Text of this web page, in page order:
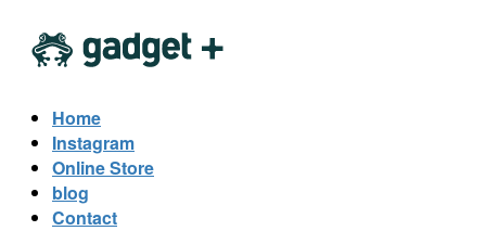
Home
Instagram
Online Store
blog
Contact